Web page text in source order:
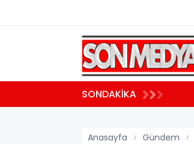
SONDAKİKA
Anasayfa Gündem